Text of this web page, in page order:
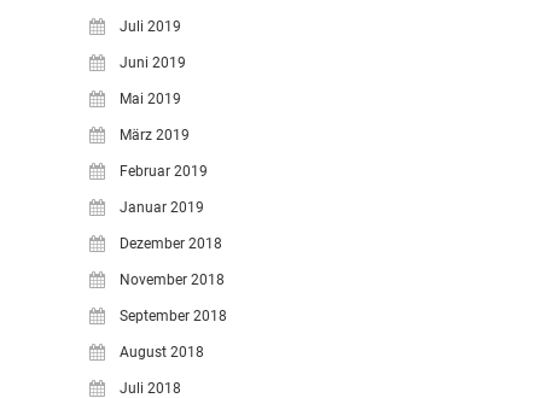
Juli 2019
Juni 2019
Mai 2019
März 2019
Februar 2019
Januar 2019
Dezember 2018
November 2018
September 2018
August 2018
Juli 2018